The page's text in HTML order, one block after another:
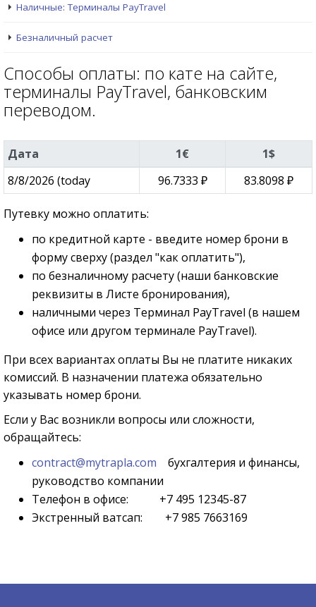
Наличные: Терминалы PayTravel
Безналичный расчет
Способы оплаты: по кате на сайте,
терминалы PayTravel, банковским
переводом.
Дата 1€
1$
8/8/2026 (today
96.7333 ₽ 83.8098 ₽
Путевку можно оплатить:
по кредитной карте - введите номер брони в
форму сверху (раздел "как оплатить"),
по безналичному расчету (наши банковские
реквизиты в Листе бронирования),
наличными через Терминал PayTravel (в нашем
офисе или другом терминале PayTravel).
При всех вариантах оплаты Вы не платите никаких
комиссий. В назначении платежа обязательно
указывать номер брони.
Если у Вас возникли вопросы или сложности,
обращайтесь:
contract@mytrapla.com бухгалтерия и финансы,
руководство компании
Телефон в офисе: +7 495 12345-87
Экстренный ватсап: +7 985 7663169